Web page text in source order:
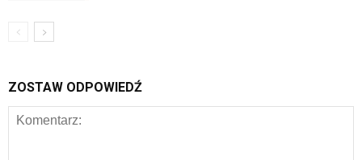
ZOSTAW ODPOWIEDŹ